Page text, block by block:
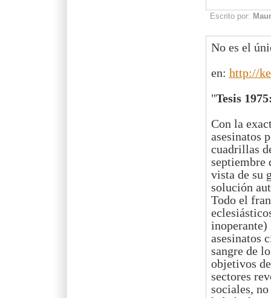
Escrito por:
No es el
en: http://
"Tesis
Con la
asesinatos
cuadrillas
septiembre
vista de su
solución
Todo el
inoperante)
asesinatos
sangre de
objetivos
sectores
sociales,